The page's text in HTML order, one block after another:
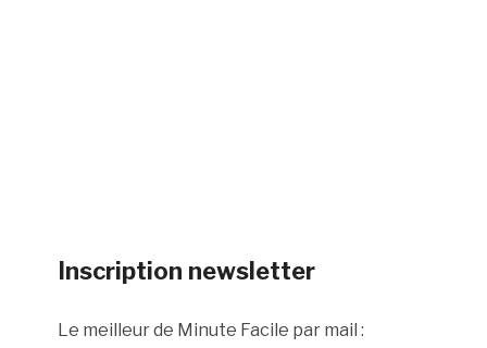
Inscription newsletter
Le meilleur de Minute Facile par mail :